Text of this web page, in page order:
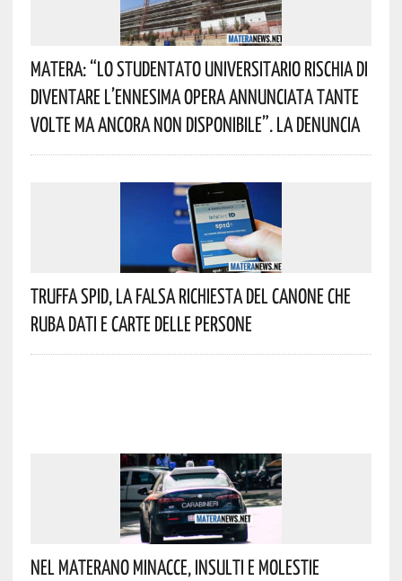
Matera: “Lo Studentato Universitario Rischia Di
Diventare L’ennesima Opera Annunciata Tante
Volte Ma Ancora Non Disponibile”. La Denuncia
Truffa Spid, La Falsa Richiesta Del Canone Che
Ruba Dati E Carte Delle Persone
Nel Materano Minacce, Insulti E Molestie